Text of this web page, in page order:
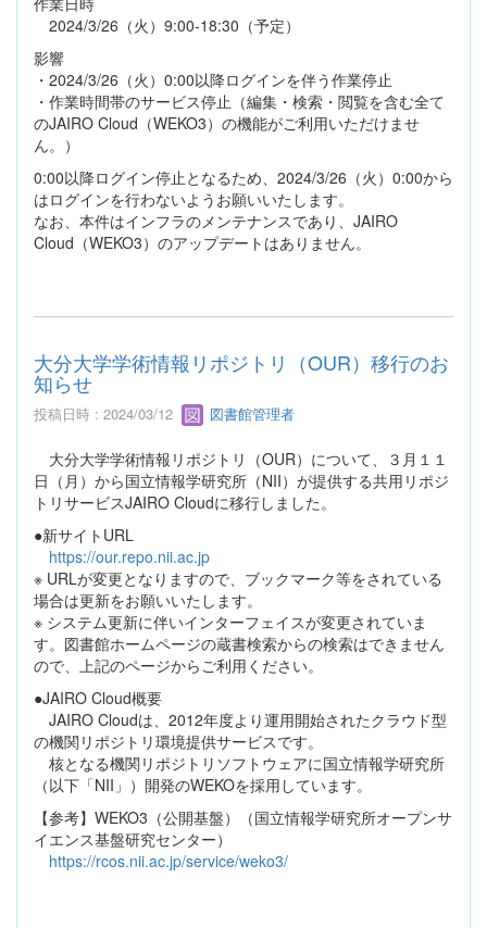
2024/3/26（火）9:00-18:30（予定）
影響
・2024/3/26（火）0:00以降ログインを伴う作業停止
・作業時間帯のサービス停止（編集・検索・閲覧を含む全て
のJAIRO Cloud（WEKO3）の機能がご利用いただけませ
ん。）
0:00以降ログイン停止となるため、2024/3/26（火）0:00から
はログインを行わないようお願いいたします。
なお、本件はインフラのメンテナンスであり、JAIRO
Cloud（WEKO3）のアップデートはありません。
大分大学学術情報リポジトリ（OUR）移行のお
知らせ
投稿日時 : 2024/03/12 図書館管理者
大分大学学術情報リポジトリ（OUR）について、３月１１
日（月）から国立情報学研究所（NII）が提供する共用リポジ
トリサービスJAIRO Cloudに移行しました。
●新サイトURL
https://our.repo.nii.ac.jp
※ URLが変更となりますので、ブックマーク等をされている
場合は更新をお願いいたします。
※ システム更新に伴いインターフェイスが変更されていま
す。図書館ホームページの蔵書検索からの検索はできません
ので、上記のページからご利用ください。
●JAIRO Cloud概要
JAIRO Cloudは、2012年度より運用開始されたクラウド型
の機関リポジトリ環境提供サービスです。
核となる機関リポジトリソフトウェアに国立情報学研究所
（以下「NII」）開発のWEKOを採用しています。
【参考】WEKO3（公開基盤）（国立情報学研究所オープンサ
イエンス基盤研究センター）
https://rcos.nii.ac.jp/service/weko3/